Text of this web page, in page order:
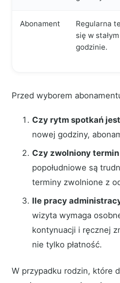
Abonament
Regularna
się w
godzinie.
Przed wyborem
Czy rytm spotkań
nowej godziny,
Czy zwolniony
popołudniowe są
terminy zwolnione z
Ile pracy
wizyta wymaga
kontynuacji i ręcznej
nie tylko płatność.
W przypadku rodzin, które